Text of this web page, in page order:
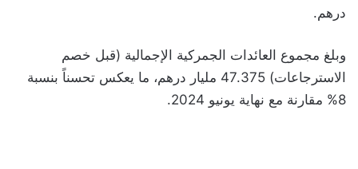
درهم.
وبلغ مجموع العائدات الجمركية الإجمالية (قبل خصم
الاسترجاعات) 47.375 مليار درهم، ما يعكس تحسناً بنسبة
8% مقارنة مع نهاية يونيو 2024.